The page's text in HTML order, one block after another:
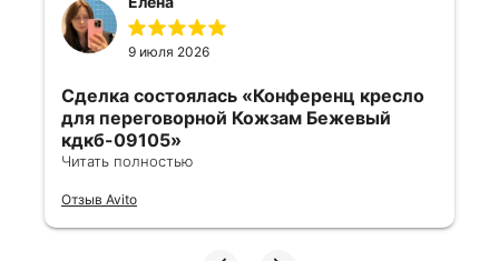
9 июля 2026
Сделка состоялась «Конференц кресло
для переговорной Кожзам Бежевый
кдкб-09105»
ответы очень быстрые, всегда на связи.
Все подробно сфотографировали перед
Читать полностью
Отзыв Avito